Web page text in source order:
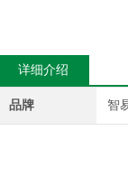
详细介绍
品牌 智